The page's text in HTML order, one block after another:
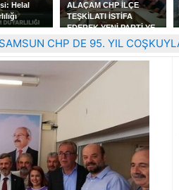
Helal
ALAÇAM CHP İLÇE
TEŞKİLATI İSTİFA
EDEREK YENİ PARTİ YE
KATILDILAR
SAMSUN CHP DE 95. YIL